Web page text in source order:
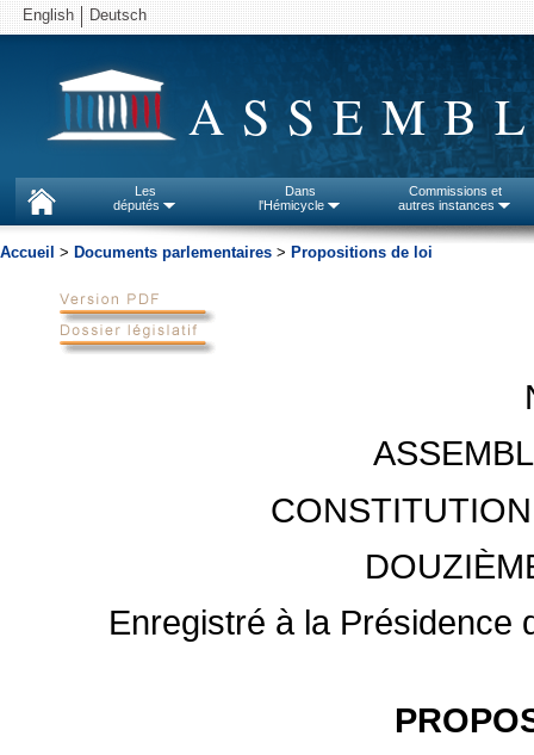
English Deutsch
Les
députés
Dans
l'Hémicycle
Commissions et
autres instances
Accueil > Documents parlementaires > Propositions de loi
Enregistré à la Présidence